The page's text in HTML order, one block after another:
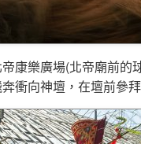
康樂廣場(北帝廟前的
衝向神壇，在壇前參拜